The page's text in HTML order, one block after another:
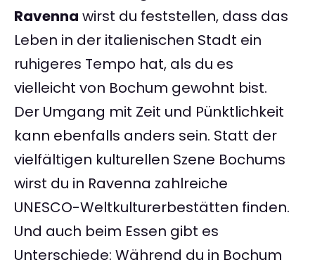
Ravenna wirst du feststellen, dass das
Leben in der italienischen Stadt ein
ruhigeres Tempo hat, als du es
vielleicht von Bochum gewohnt bist.
Der Umgang mit Zeit und Pünktlichkeit
kann ebenfalls anders sein. Statt der
vielfältigen kulturellen Szene Bochums
wirst du in Ravenna zahlreiche
UNESCO-Weltkulturerbestätten finden.
Und auch beim Essen gibt es
Unterschiede: Während du in Bochum